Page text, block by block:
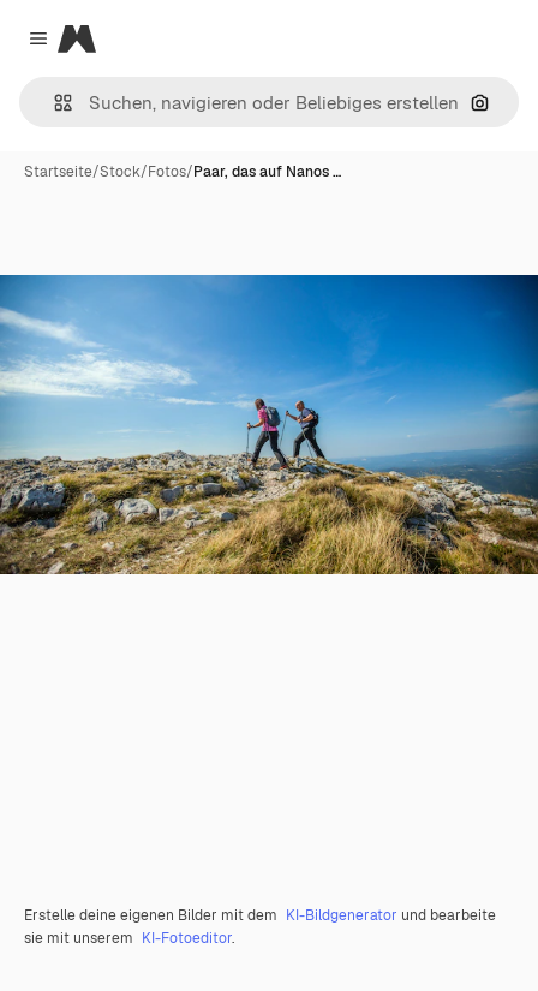
Close menu
Magnific
Nach
Startseite/Stock/Fotos/Paar, das auf Nanos …
Erstelle deine eigenen Bilder mit dem KI-Bildgenerator und bearbeite
sie mit unserem KI-Fotoeditor.